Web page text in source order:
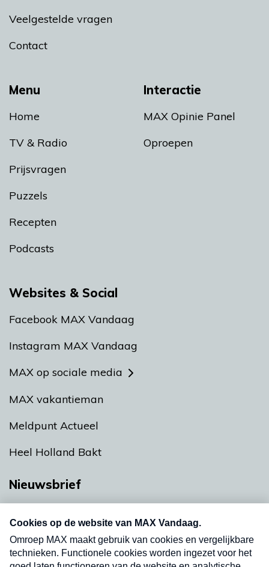
Menu
Home
TV & Radio
Prijsvragen
Puzzels
Recepten
Podcasts
Interactie
MAX Opinie Panel
Oproepen
Veelgestelde vragen
Contact
Websites & Social
Facebook MAX Vandaag
Instagram MAX Vandaag
MAX op sociale media
MAX vakantieman
Meldpunt Actueel
Heel Holland Bakt
Nieuwsbrief
nieuwsbrief. Elke vrijdag- en dinsdagochtend in
uw mailbox.